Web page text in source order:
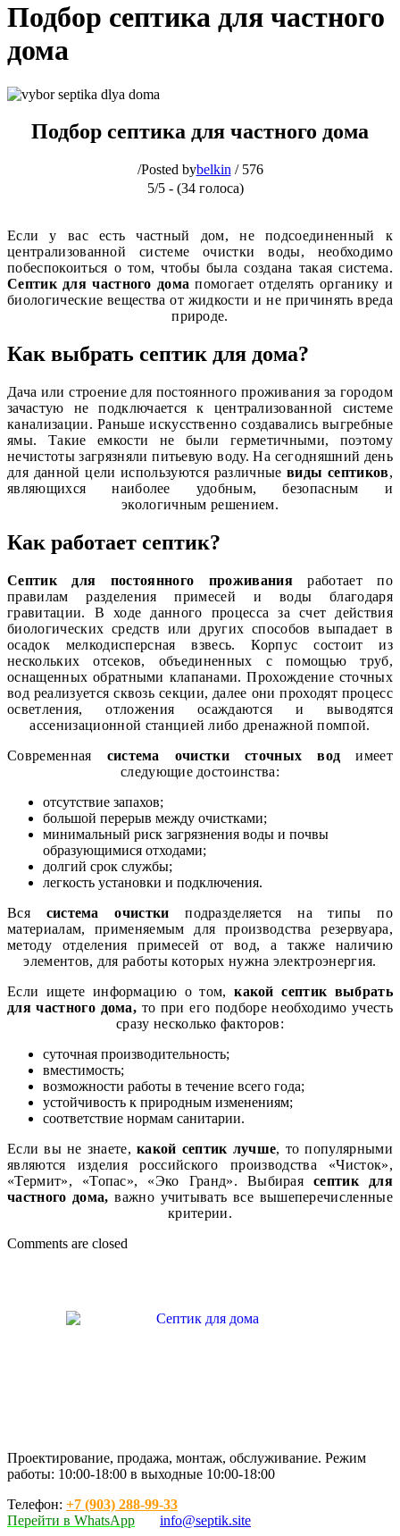
Подбор септика для частного
дома
Подбор септика для частного дома
/Posted bybelkin / 576
5/5 - (34 голоса)
Если у вас есть частный дом, не подсоединенный к
централизованной системе очистки воды, необходимо
побеспокоиться о том, чтобы была создана такая система.
Септик для частного домапомогает отделять органику и
биологические вещества от жидкости и не причинять вреда
природе.
Как выбрать септик для дома?
Дача или строение для постоянного проживания за городом
зачастую не подключается к централизованной системе
канализации. Раньше искусственно создавались выгребные
ямы. Такие емкости не были герметичными, поэтому
нечистоты загрязняли питьевую воду. На сегодняшний день
для данной цели используются различныевиды септиков,
являющихся наиболее удобным, безопасным и
экологичным решением.
Как работает септик?
Септик для постоянного проживанияработает по
правилам разделения примесей и воды благодаря
гравитации. В ходе данного процесса за счет действия
биологических средств или других способов выпадает в
осадок мелкодисперсная взвесь. Корпус состоит из
нескольких отсеков, объединенных с помощью труб,
оснащенных обратными клапанами. Прохождение сточных
вод реализуется сквозь секции, далее они проходят процесс
осветления, отложения осаждаются и выводятся
ассенизационной станцией либо дренажной помпой.
Современная система очистки сточных водимеет
следующие достоинства:
отсутствие запахов;
большой перерыв между очистками;
минимальный риск загрязнения воды и почвы
образующимися отходами;
долгий срок службы;
легкость установки и подключения.
Вся система очисткиподразделяется на типы по
материалам, применяемым для производства резервуара,
методу отделения примесей от вод, а также наличию
элементов, для работы которых нужна электроэнергия.
Если ищете информацию о том,какой септик выбрать
для частного дома, то при его подборе необходимо учесть
сразу несколько факторов:
суточная производительность;
вместимость;
возможности работы в течение всего года;
устойчивость к природным изменениям;
соответствие нормам санитарии.
Если вы не знаете,какой септик лучше, то популярными
являются изделия российского производства «Чисток»,
«Термит», «Топас», «Эко Гранд». Выбираясептик для
частного дома,важно учитывать все вышеперечисленные
критерии.
Comments are closed
Проектирование, продажа, монтаж, обслуживание. Режим
работы: 10:00-18:00 в выходные 10:00-18:00
Телефон: +7 (903) 288-99-33
Перейти в WhatsApp
info@septik.site